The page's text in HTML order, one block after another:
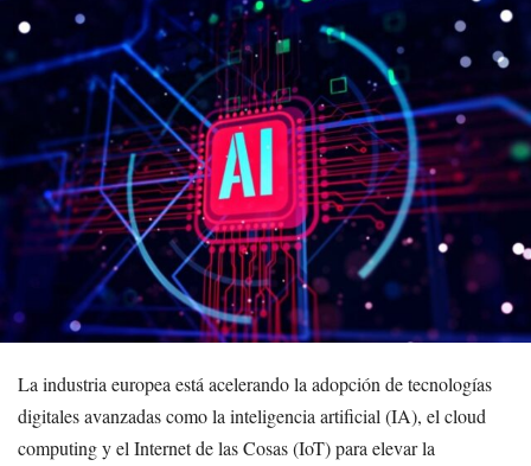
La industria europea está acelerando la adopción de tecnologías
digitales avanzadas como la inteligencia artificial (IA), el cloud
computing y el Internet de las Cosas (IoT) para elevar la